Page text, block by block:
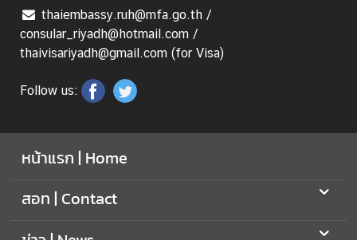
thaiembassy.ruh@mfa.go.th /
consular_riyadh@hotmail.com /
thaivisariyadh@gmail.com (for Visa)
Follow us:
หน้าแรก | Home
สอท | Contact